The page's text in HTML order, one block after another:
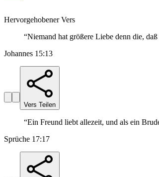
Hervorgehobener Vers
“Niemand hat größere Liebe denn die,
Johannes 15:13
Vers Teilen
“Ein Freund liebt allezeit, und als ein
Sprüche 17:17